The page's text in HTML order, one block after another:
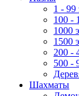
1 - 99
100 -
1000
1500
200 -
500 -
Шахматы